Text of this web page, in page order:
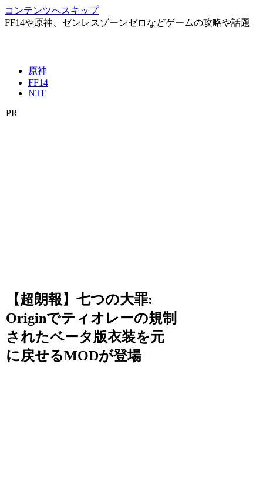
コンテンツへスキップ
FF14や原神、ゼンレスゾーンゼロなどゲームの攻略や話題
原神
FF14
NTE
PR
【超朗報】七つの大罪:
Originでティオレーの規制
されたベータ版衣装を元
に戻せるMODが登場